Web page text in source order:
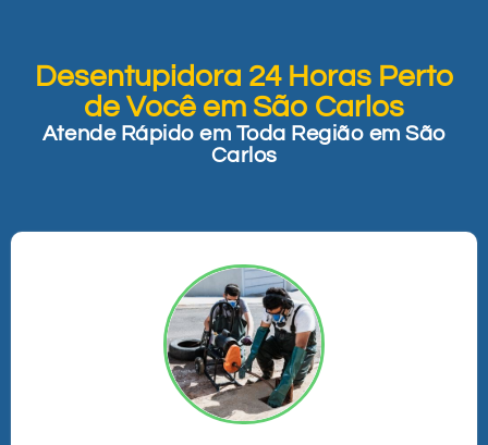
Desentupidora 24 Horas Perto
de Você em São Carlos
Atende Rápido em Toda Região em São
Carlos